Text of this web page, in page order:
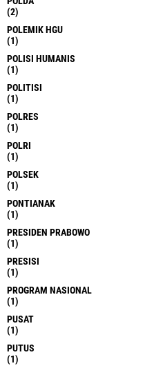
(2)
POLEMIK HGU
(1)
POLISI HUMANIS
(1)
POLITISI
(1)
POLRES
(1)
POLRI
(1)
POLSEK
(1)
PONTIANAK
(1)
PRESIDEN PRABOWO
(1)
PRESISI
(1)
PROGRAM NASIONAL
(1)
PUSAT
(1)
PUTUS
(1)